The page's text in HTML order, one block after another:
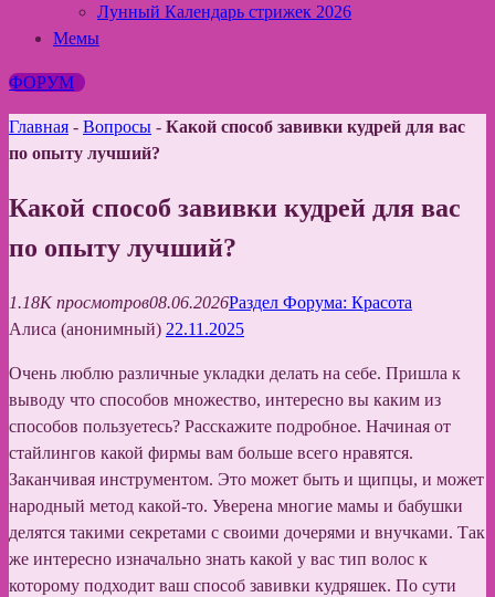
Лунный Календарь стрижек 2026
Мемы
ФОРУМ
Главная - Вопросы - Какой способ завивки кудрей для вас
по опыту лучший?
Какой способ завивки кудрей для вас
по опыту лучший?
1.18K просмотров08.06.2026Раздел Форума: Красота
Алиса (анонимный) 22.11.2025
Очень люблю различные укладки делать на себе. Пришла к
выводу что способов множество, интересно вы каким из
способов пользуетесь? Расскажите подробное. Начиная от
стайлингов какой фирмы вам больше всего нравятся.
Заканчивая инструментом. Это может быть и щипцы, и может
народный метод какой-то. Уверена многие мамы и бабушки
делятся такими секретами с своими дочерями и внучками. Так
же интересно изначально знать какой у вас тип волос к
которому подходит ваш способ завивки кудряшек. По сути